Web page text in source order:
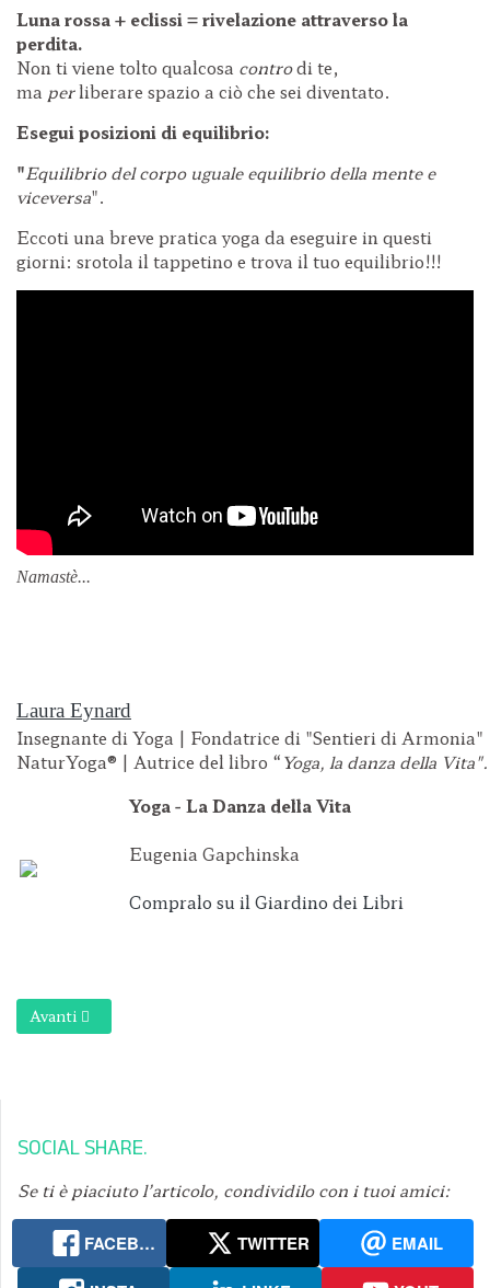
Luna rossa + eclissi = rivelazione attraverso la
perdita.
Non ti viene tolto qualcosa controdi te,
ma perliberare spazio a ciò che sei diventato.
Esegui posizioni di equilibrio:
"Equilibrio del corpo uguale equilibrio della mente e
viceversa".
Eccoti una breve pratica yoga da eseguire in questi
giorni: srotola il tappetino e trova il tuo equilibrio!!!
Namastè...
Laura Eynard
Insegnante di Yoga | Fondatrice di "Sentieri di
NaturYoga® | Autrice del libro “Yoga, la danza della Vita".
Yoga - La Danza della Vita
Eugenia Gapchinska
Compralo su il Giardino dei Libri
Articolo successivo: Luna nuova ed Eclissi di Sole: spazio per
Avanti
SOCIAL SHARE
Se ti è piaciuto l’articolo, condividilo con i tuoi amici:
FACEBOOK TWITTER
EMAIL